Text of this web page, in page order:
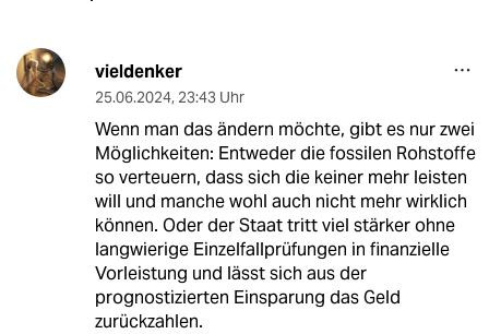
vieldenker
25.06.2024, 23:43 Uhr
Wenn man das ändern möchte, gibt es nur zwei
Möglichkeiten: Entweder die fossilen Rohstoffe
so verteuern, dass sich die keiner mehr leisten
will und manche wohl auch nicht mehr wirklich
können. Oder der Staat tritt viel stärker ohne
langwierige Einzelfallprüfungen in finanzielle
Vorleistung und lässt sich aus der
prognostizierten Einsparung das Geld
zurückzahlen.